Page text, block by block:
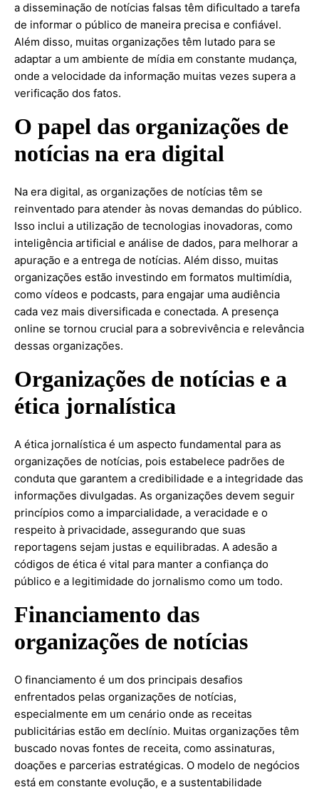
a disseminação de notícias falsas têm dificultado a tarefa
de informar o público de maneira precisa e confiável.
Além disso, muitas organizações têm lutado para se
adaptar a um ambiente de mídia em constante mudança,
onde a velocidade da informação muitas vezes supera a
verificação dos fatos.
O papel das organizações de
notícias na era digital
Na era digital, as organizações de notícias têm se
reinventado para atender às novas demandas do público.
Isso inclui a utilização de tecnologias inovadoras, como
inteligência artificial e análise de dados, para melhorar a
apuração e a entrega de notícias. Além disso, muitas
organizações estão investindo em formatos multimídia,
como vídeos e podcasts, para engajar uma audiência
cada vez mais diversificada e conectada. A presença
online se tornou crucial para a sobrevivência e relevância
dessas organizações.
Organizações de notícias e a
ética jornalística
A ética jornalística é um aspecto fundamental para as
organizações de notícias, pois estabelece padrões de
conduta que garantem a credibilidade e a integridade das
informações divulgadas. As organizações devem seguir
princípios como a imparcialidade, a veracidade e o
respeito à privacidade, assegurando que suas
reportagens sejam justas e equilibradas. A adesão a
códigos de ética é vital para manter a confiança do
público e a legitimidade do jornalismo como um todo.
Financiamento das
organizações de notícias
O financiamento é um dos principais desafios
enfrentados pelas organizações de notícias,
especialmente em um cenário onde as receitas
publicitárias estão em declínio. Muitas organizações têm
buscado novas fontes de receita, como assinaturas,
doações e parcerias estratégicas. O modelo de negócios
está em constante evolução, e a sustentabilidade